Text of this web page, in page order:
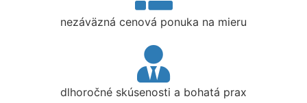
nezáväzná cenová ponuka na mieru
dlhoročné skúsenosti a bohatá prax